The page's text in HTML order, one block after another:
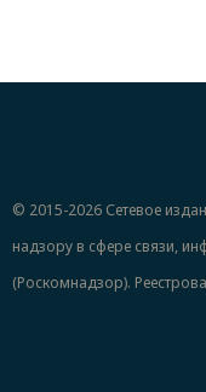
© 2015-2026 Сетевое
надзору в сфере связи,
(Роскомнадзор).